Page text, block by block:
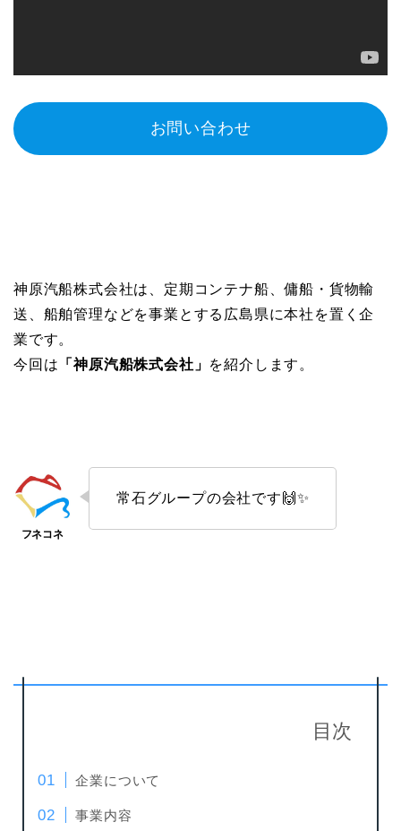
お問い合わせ
神原汽船株式会社は、定期コンテナ船、傭船・貨物輸
送、船舶管理などを事業とする広島県に本社を置く企
業です。
今回は 「神原汽船株式会社」 を紹介します。
常石グループの会社です🙌✨
目次
企業について
事業内容